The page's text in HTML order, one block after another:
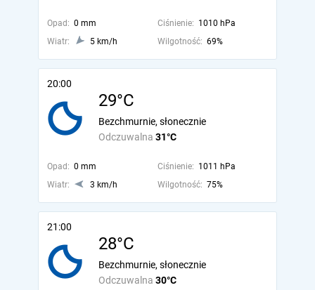
Opad: 0 mm Ciśnienie: 1010 hPa
Wiatr:
5 km/h Wilgotność: 69%
20:00
29°C
Odczuwalna 31°C
Bezchmurnie, słonecznie
Opad: 0 mm Ciśnienie: 1011 hPa
Wiatr:
3 km/h Wilgotność: 75%
21:00
28°C
Odczuwalna 30°C
Bezchmurnie, słonecznie